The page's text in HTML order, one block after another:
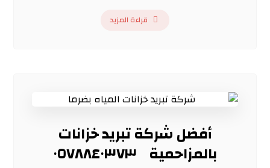
قراءة المزيد
أفضل شركة تبريد خزانات
بالمزاحمية ٠٥٧٨٨٤٠٣٧٣